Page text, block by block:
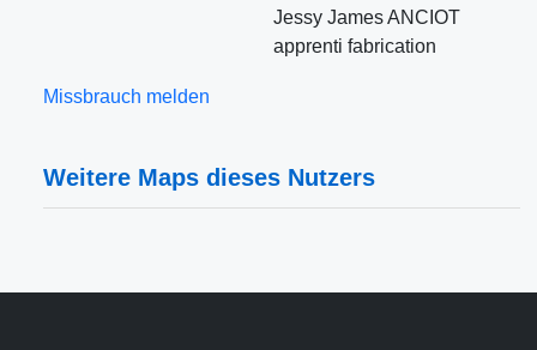
Jessy James ANCIOT
apprenti fabrication
Missbrauch melden
Weitere Maps dieses Nutzers